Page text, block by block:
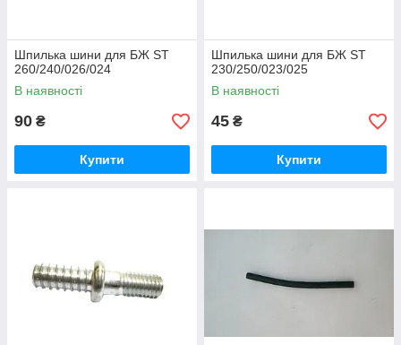
Шпилька шини для БЖ ST
260/240/026/024
В наявності
90 ₴
Купити
Шпилька шини для БЖ ST
230/250/023/025
В наявності
45 ₴
Купити